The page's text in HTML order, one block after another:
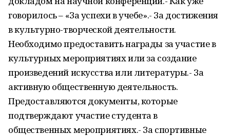
говорилось – «За успехи в учебе».- За достижения
в культурно-творческой деятельности.
Необходимо предоставить награды за участие в
культурных мероприятиях или за создание
произведений искусства или литературы.- За
активную общественную деятельность.
Предоставляются документы, которые
подтверждают участие студента в
общественных мероприятиях.- За спортивные